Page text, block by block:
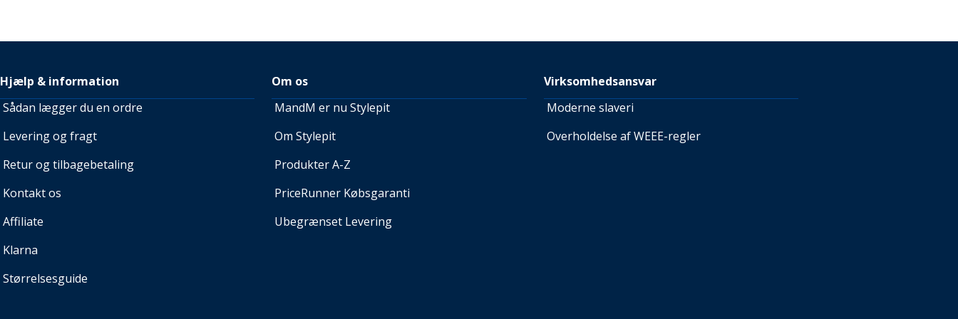
Hjælp & information
Sådan lægger du en ordre
Levering og fragt
Retur og tilbagebetaling
Kontakt os
Affiliate
Klarna
Størrelsesguide
Om os
MandM er nu Stylepit
Om Stylepit
Produkter A-Z
PriceRunner Købsgaranti
Ubegrænset Levering
Virksomhedsansvar
Moderne slaveri
Overholdelse af WEEE-regler